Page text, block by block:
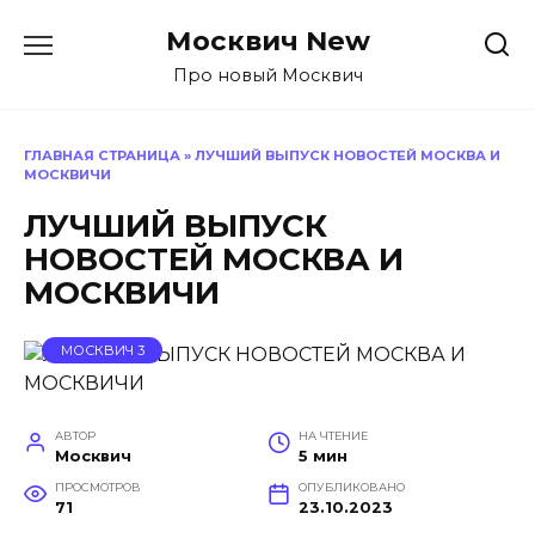
Москвич New
Про новый Москвич
ГЛАВНАЯ СТРАНИЦА » ЛУЧШИЙ ВЫПУСК НОВОСТЕЙ МОСКВА И
МОСКВИЧИ
ЛУЧШИЙ ВЫПУСК
НОВОСТЕЙ МОСКВА И
МОСКВИЧИ
МОСКВИЧ 3
АВТОР
Москвич
НА ЧТЕНИЕ
5 мин
ПРОСМОТРОВ
71
ОПУБЛИКОВАНО
23.10.2023